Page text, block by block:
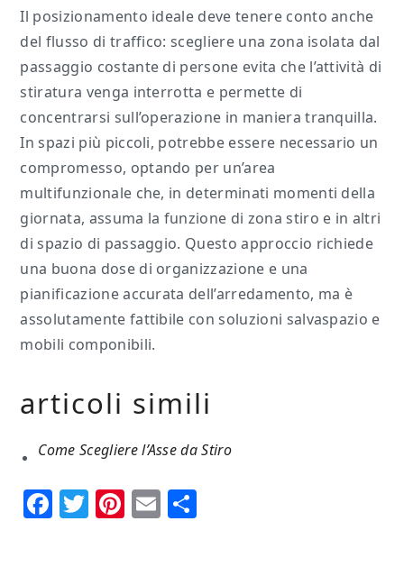
Il posizionamento ideale deve tenere conto anche
del flusso di traffico: scegliere una zona isolata dal
passaggio costante di persone evita che l’attività di
stiratura venga interrotta e permette di
concentrarsi sull’operazione in maniera tranquilla.
In spazi più piccoli, potrebbe essere necessario un
compromesso, optando per un’area
multifunzionale che, in determinati momenti della
giornata, assuma la funzione di zona stiro e in altri
di spazio di passaggio. Questo approccio richiede
una buona dose di organizzazione e una
pianificazione accurata dell’arredamento, ma è
assolutamente fattibile con soluzioni salvaspazio e
mobili componibili.
articoli simili
Come Scegliere l’Asse da Stiro
Facebook
Twitter
Pinterest
Email